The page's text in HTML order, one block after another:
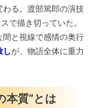
る。渡部篤郎の演技
で描き切っていた。
と視線で感情の奥行
しが、物語全体に重力
本質”とは